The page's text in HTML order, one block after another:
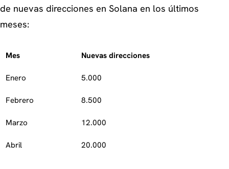
de nuevas direcciones en Solana en los últimos
meses:
Mes Nuevas direcciones
Enero 5.000
Febrero 8.500
Marzo 12.000
Abril 20.000